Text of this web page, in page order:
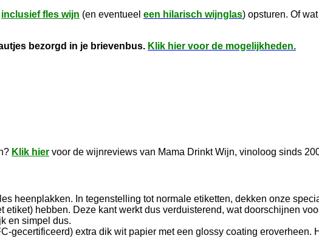
inclusief fles wijn (en eventueel een hilarisch wijnglas) opsturen. Of
bezorgd in je brievenbus. Klik hier voor de mogelijkheden.
Klik hier voor de wijnreviews van Mama Drinkt Wijn, vinoloog sinds
heenplakken. In tegenstelling tot normale etiketten, dekken onze
hebben. Deze kant werkt dus verduisterend, wat doorschijnen
en simpel dus.
gecertificeerd) extra dik wit papier met een glossy coating eroverheen.